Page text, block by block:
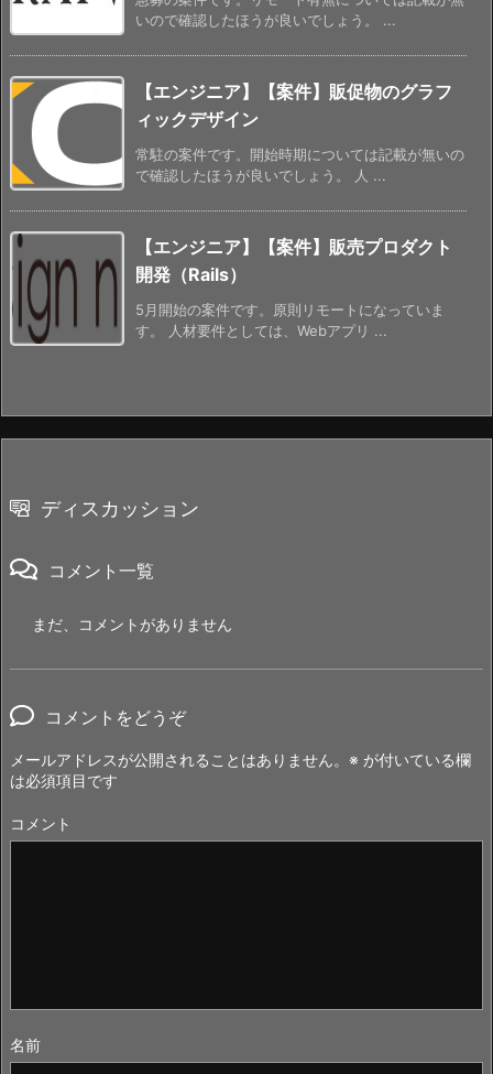
いので確認したほうが良いでしょう。 ...
【エンジニア】【案件】販促物のグラフ
ィックデザイン
常駐の案件です。開始時期については記載が無いの
で確認したほうが良いでしょう。 人 ...
【エンジニア】【案件】販売プロダクト
開発（Rails）
5月開始の案件です。原則リモートになっていま
す。 人材要件としては、Webアプリ ...
ディスカッション
コメント一覧
まだ、コメントがありません
コメントをどうぞ
メールアドレスが公開されることはありません。 ※ が付いている欄
は必須項目です
コメント
名前